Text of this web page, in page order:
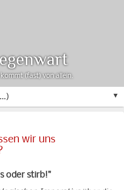
▼
kommt (fast) von allein.
wir uns
oder stirb!"